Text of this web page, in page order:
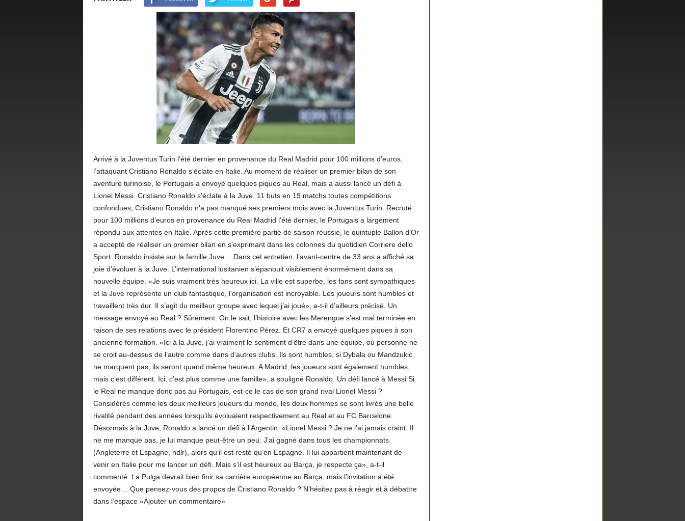
Arrivé à la Juventus Turin l’été dernier en provenance du Real Madrid pour 100 millions d’euros,
l’attaquant Cristiano Ronaldo s’éclate en Italie. Au moment de réaliser un premier bilan de son
aventure turinoise, le Portugais a envoyé quelques piques au Real, mais a aussi lancé un défi à
Lionel Messi. Cristiano Ronaldo s’éclate à la Juve. 11 buts en 19 matchs toutes compétitions
confondues, Cristiano Ronaldo n’a pas manqué ses premiers mois avec la Juventus Turin. Recruté
pour 100 millions d’euros en provenance du Real Madrid l’été dernier, le Portugais a largement
répondu aux attentes en Italie. Après cette première partie de saison réussie, le quintuple Ballon d’Or
a accepté de réaliser un premier bilan en s’exprimant dans les colonnes du quotidien Corriere dello
Sport. Ronaldo insiste sur la famille Juve… Dans cet entretien, l’avant-centre de 33 ans a affiché sa
joie d’évoluer à la Juve. L’international lusitanien s’épanouit visiblement énormément dans sa
nouvelle équipe. «Je suis vraiment très heureux ici. La ville est superbe, les fans sont sympathiques
et la Juve représente un club fantastique, l’organisation est incroyable. Les joueurs sont humbles et
travaillent très dur. Il s’agit du meilleur groupe avec lequel j’ai joué», a-t-il d’ailleurs précisé. Un
message envoyé au Real ? Sûrement. On le sait, l’histoire avec les Merengue s’est mal terminée en
raison de ses relations avec le président Florentino Pérez. Et CR7 a envoyé quelques piques à son
ancienne formation. «Ici à la Juve, j’ai vraiment le sentiment d’être dans une équipe, où personne ne
se croit au-dessus de l’autre comme dans d’autres clubs. Ils sont humbles, si Dybala ou Mandzukic
ne marquent pas, ils seront quand même heureux. A Madrid, les joueurs sont également humbles,
mais c’est différent. Ici, c’est plus comme une famille», a souligné Ronaldo. Un défi lancé à Messi Si
le Real ne manque donc pas au Portugais, est-ce le cas de son grand rival Lionel Messi ?
Considérés comme les deux meilleurs joueurs du monde, les deux hommes se sont livrés une belle
rivalité pendant des années lorsqu’ils évoluaient respectivement au Real et au FC Barcelone.
Désormais à la Juve, Ronaldo a lancé un défi à l’Argentin. «Lionel Messi ? Je ne l’ai jamais craint. Il
ne me manque pas, je lui manque peut-être un peu. J’ai gagné dans tous les championnats
(Angleterre et Espagne, ndlr), alors qu’il est resté qu’en Espagne. Il lui appartient maintenant de
venir en Italie pour me lancer un défi. Mais s’il est heureux au Barça, je respecte ça», a-t-il
commenté. La Pulga devrait bien finir sa carrière européenne au Barça, mais l’invitation a été
envoyée… Que pensez-vous des propos de Cristiano Ronaldo ? N’hésitez pas à réagir et à débattre
dans l’espace «Ajouter un commentaire»